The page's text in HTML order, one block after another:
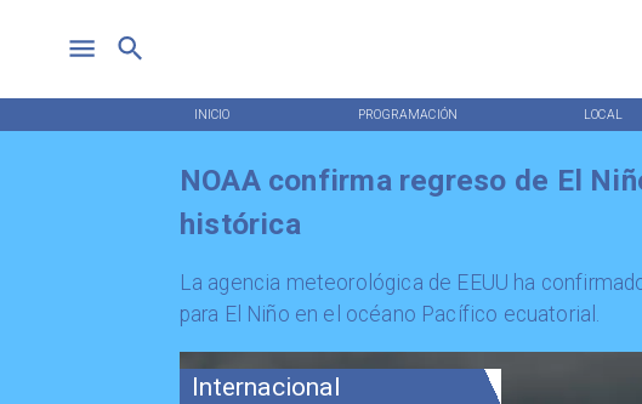
INICIO PROGRAMACIÓN LOCAL
Internacional
NOAA confirma regreso de El
histórica
La agencia meteorológica de EEUU ha
para El Niño en el océano Pacífico ecuatorial.